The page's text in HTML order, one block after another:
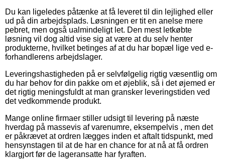
Du kan ligeledes påtænke at få leveret til din lejlighed eller
ud på din arbejdsplads. Løsningen er tit en anelse mere
pebret, men også ualmindeligt let. Den mest letkøbte
løsning vil dog altid vise sig at være at du selv henter
produkterne, hvilket betinges af at du har bopæl lige ved e-
forhandlerens arbejdslager.
Leveringshastigheden på er selvfølgelig rigtig væsentlig om
du har behov for din pakke om et øjeblik, så i det øjemed er
det rigtig meningsfuldt at man gransker leveringstiden ved
det vedkommende produkt.
Mange online firmaer stiller udsigt til levering på næste
hverdag på massevis af varenumre, eksempelvis , men det
er påkrævet at ordren lægges inden et aftalt tidspunkt, med
hensynstagen til at de har en chance for at nå at få ordren
klargjort før de lageransatte har fyraften.